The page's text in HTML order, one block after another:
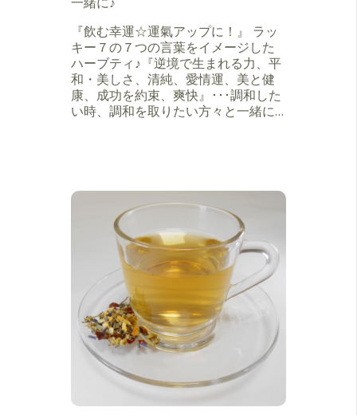
『飲む幸運☆運氣アップに！』 ラッ
キー７の７つの言葉をイメージした
ハーブティ♪『逆境で生まれる力、平
和・美しさ、清純、愛情運、美と健
康、成功を約束、爽快』･･･調和した
い時、調和を取りたい方々と一緒に…